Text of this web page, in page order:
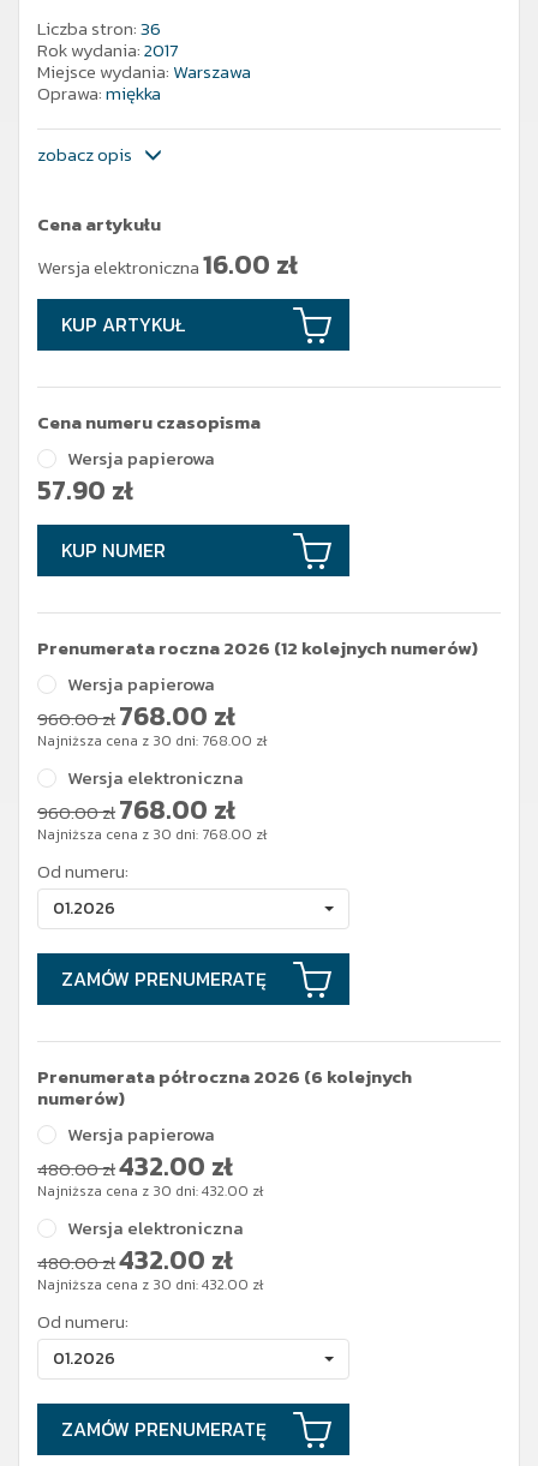
Liczba stron:36
Rok wydania:2017
Miejsce wydania: Warszawa
Oprawa:miękka
zobacz opis
Cena artykułu
Wersja elektroniczna16.00 zł
KUP ARTYKUŁ
Cena numeru czasopisma
Wersja papierowa
57.90 zł
KUP NUMER
Prenumerata roczna 2026 (12 kolejnych numerów)
Wersja papierowa
960.00 zł768.00 zł
Najniższa cena z 30 dni: 768.00 zł
Wersja elektroniczna
960.00 zł768.00 zł
Najniższa cena z 30 dni: 768.00 zł
Od numeru:
01.2026
ZAMÓW PRENUMERATĘ
Prenumerata półroczna 2026 (6 kolejnych
numerów)
Wersja papierowa
480.00 zł432.00 zł
Najniższa cena z 30 dni:432.00 zł
Wersja elektroniczna
480.00 zł432.00 zł
Najniższa cena z 30 dni:432.00 zł
Od numeru:
01.2026
ZAMÓW PRENUMERATĘ